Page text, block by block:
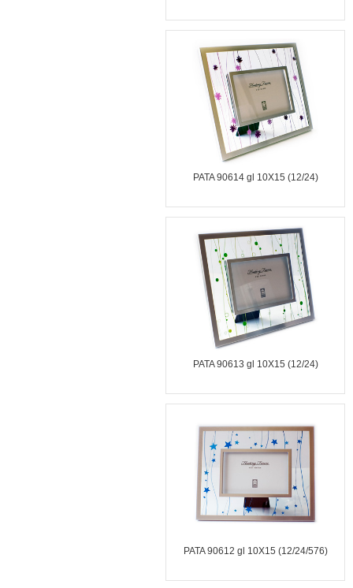
PATA 90614 gl 10X15 (12/24)
PATA 90613 gl 10X15 (12/24)
PATA 90612 gl 10X15 (12/24/576)